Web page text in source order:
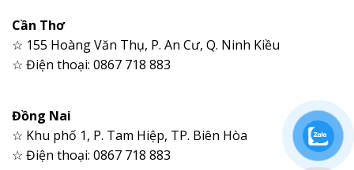
Cần Thơ
☆ 155 Hoàng Văn Thụ, P. An Cư, Q. Ninh Kiều
☆ Điện thoại: 0867 718 883
Đồng Nai
☆ Khu phố 1, P. Tam Hiệp, TP. Biên Hòa
☆ Điện thoại: 0867 718 883